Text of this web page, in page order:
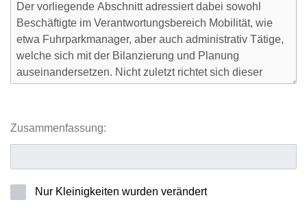
Zusammenfassung:
Nur Kleinigkeiten wurden verändert